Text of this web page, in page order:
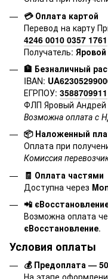
💳 Оплата картой
Перевод на карту
4246 0010 0357 1761
Получатель:
🏦 Безналичный
IBAN:
ЕГРПОУ: 3588709911
ФЛП Яровый Андрей
Возможна оплата с
📦 Наложенный
Оплата при
Комиссия
🧾 Оплата частями
Доступна через
📲
Возможна оплата
єВосстановление.
Условия оплаты
💰 Предоплата —
На этапе